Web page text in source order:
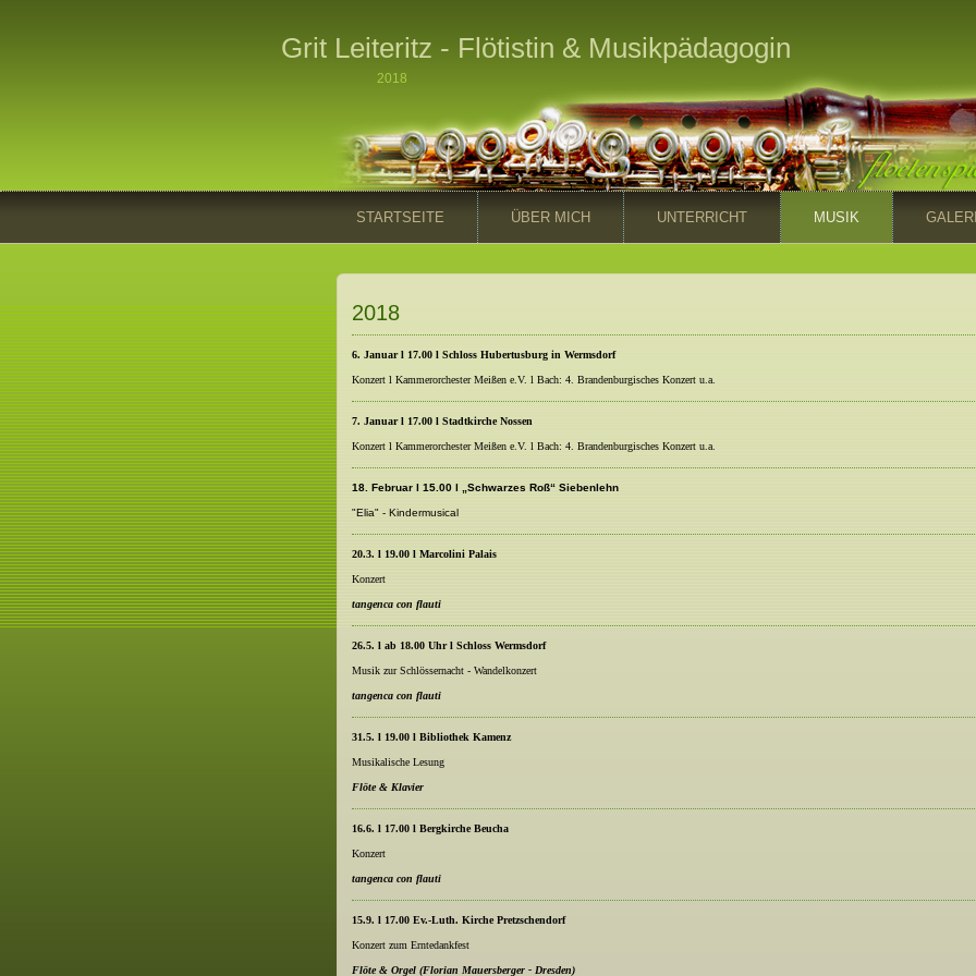
Grit Leiteritz - Flötistin & Musikpädagogin
2018
STARTSEITE ÜBER MICH UNTERRICHT MUSIK
2018
6. Januar l 17.00 l Schloss Hubertusburg in Wermsdorf
Konzert l Kammerorchester Meißen e.V. l Bach: 4. Brandenburgisches Konzert u.a.
7. Januar l 17.00 l Stadtkirche Nossen
Konzert l Kammerorchester Meißen e.V. l Bach: 4. Brandenburgisches Konzert u.a.
18. Februar l 15.00 l „Schwarzes Roß“ Siebenlehn
"Elia" - Kindermusical
20.3. l 19.00 l Marcolini Palais
Konzert
tangenca con flauti
26.5. l ab 18.00 Uhr l Schloss Wermsdorf
Musik zur Schlössernacht - Wandelkonzert
tangenca con flauti
31.5. l 19.00 l Bibliothek Kamenz
Musikalische Lesung
Flöte & Klavier
16.6. l 17.00 l Bergkirche Beucha
Konzert
tangenca con flauti
15.9. l 17.00 Ev.-Luth. Kirche Pretzschendorf
Konzert zum Erntedankfest
Flöte & Orgel (Florian Mauersberger - Dresden)